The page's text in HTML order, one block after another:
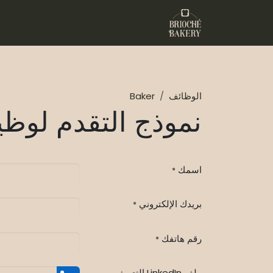
تخطي للذهاب إلى المحتوى
الوظائف Baker
نموذج التقدم
اسمك *
بريدك الإلكتروني *
رقم هاتفك *